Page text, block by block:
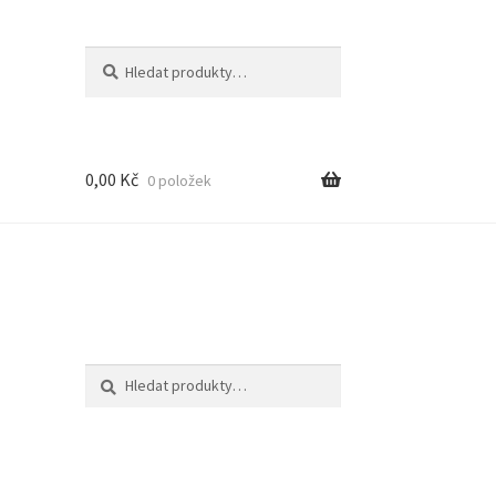
0,00 Kč 0 položek
Hledat:
Hledat